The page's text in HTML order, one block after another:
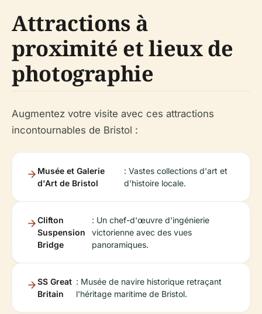
Attractions à
proximité et lieux de
photographie
Augmentez votre visite avec ces attractions
incontournables de Bristol :
Musée et Galerie
d'Art de Bristol
: Vastes collections d'art et
d'histoire locale.
Clifton
Suspension
Bridge
: Un chef-d'œuvre d'ingénierie
victorienne avec des vues
panoramiques.
SS Great
Britain
: Musée de navire historique retraçant
l'héritage maritime de Bristol.